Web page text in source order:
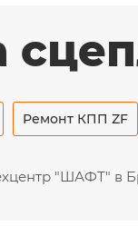
Ремонт КПП ZF
"ШАФТ" в